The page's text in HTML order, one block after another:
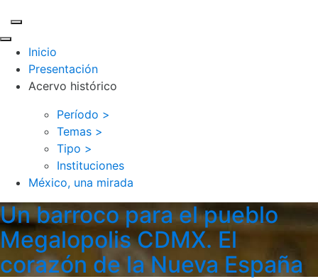
Inicio
Presentación
Acervo histórico
Período >
Temas >
Tipo >
Instituciones
México, una mirada
Un barroco para el pueblo
Megalopolis CDMX. El
corazón de la Nueva España